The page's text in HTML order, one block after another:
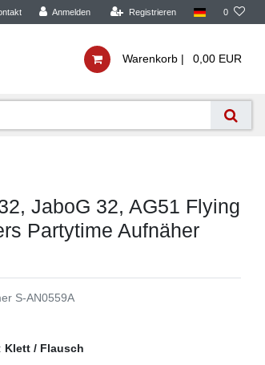
Anmelden Registrieren 0
Warenkorb | 0,00 EUR
JaboG 32, AG51 Flying
Partytime Aufnäher
S-AN0559A
Klett / Flausch